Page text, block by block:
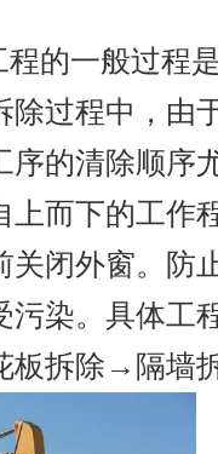
程的一般过程
除过程中，由
序的清除顺序
上而下的工作
关闭外窗。防
污染。具体工
板拆除→隔墙